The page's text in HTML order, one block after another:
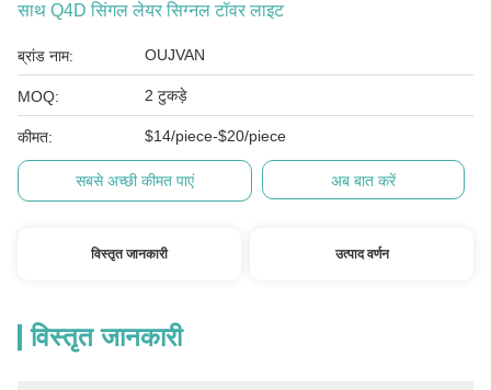
साथ Q4D सिंगल लेयर सिग्नल टॉवर लाइट
ब्रांड नाम: OUJVAN
MOQ: 2 टुकड़े
कीमत: $14/piece-$20/piece
सबसे अच्छी कीमत पाएं अब बात करें
विस्तृत जानकारी उत्पाद वर्णन
विस्तृत जानकारी